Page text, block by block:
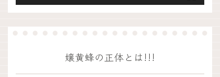
嬢黄蜂の正体とは!!!